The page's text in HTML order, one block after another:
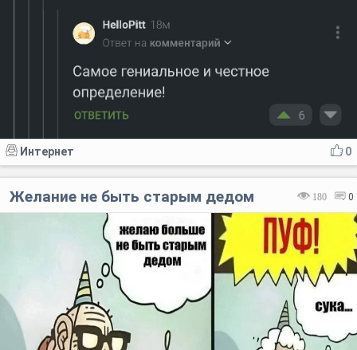
0
Интернет
180 0
Желание не быть старым дедом